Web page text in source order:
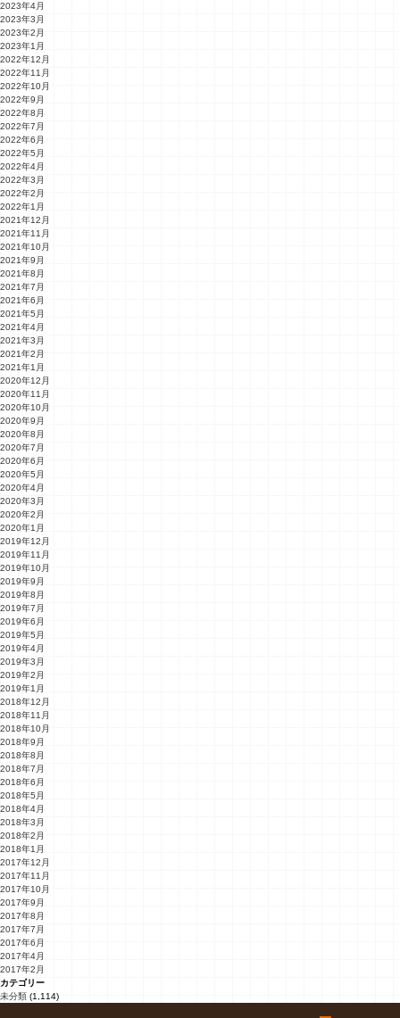
2023年4月
2023年3月
2023年2月
2023年1月
2022年12月
2022年11月
2022年10月
2022年9月
2022年8月
2022年7月
2022年6月
2022年5月
2022年4月
2022年3月
2022年2月
2022年1月
2021年12月
2021年11月
2021年10月
2021年9月
2021年8月
2021年7月
2021年6月
2021年5月
2021年4月
2021年3月
2021年2月
2021年1月
2020年12月
2020年11月
2020年10月
2020年9月
2020年8月
2020年7月
2020年6月
2020年5月
2020年4月
2020年3月
2020年2月
2020年1月
2019年12月
2019年11月
2019年10月
2019年9月
2019年8月
2019年7月
2019年6月
2019年5月
2019年4月
2019年3月
2019年2月
2019年1月
2018年12月
2018年11月
2018年10月
2018年9月
2018年8月
2018年7月
2018年6月
2018年5月
2018年4月
2018年3月
2018年2月
2018年1月
2017年12月
2017年11月
2017年10月
2017年9月
2017年8月
2017年7月
2017年6月
2017年4月
2017年2月
カテゴリー
未分類 (1,114)